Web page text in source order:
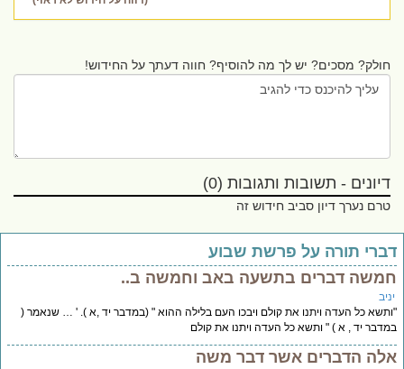
חולק? מסכים? יש לך מה להוסיף? חווה דעתך על החידוש!
דיונים - תשובות ותגובות (0)
טרם נערך דיון סביב חידוש זה
תורה על פרשת שבוע
דברים בתשעה באב וחמשה ב..
כל העדה ויתנו את קולם ויבכו העם בלילה ההוא " (במדבר יד ,א ). ' … שנאמר (
יד , א ) " ותשא כל העדה ויתנו את קולם
הדברים אשר דבר משה